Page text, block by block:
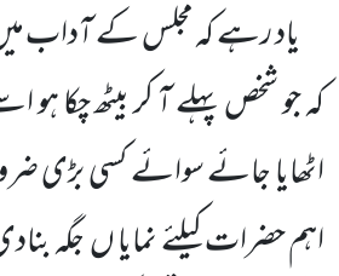
یاد رہے کہ مجلس کے آداب
کہ جو شخص پہلے آ کر بیٹھ چکا
اٹھایا جائے سوائے کسی بڑی
اہم حضرات کیلئے نمایا ںجگہ